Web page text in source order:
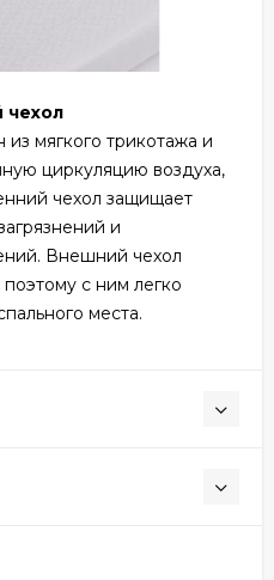
чехол
мягкого трикотажа и
циркуляцию воздуха,
чехол защищает
и
Внешний чехол
с ним легко
места.